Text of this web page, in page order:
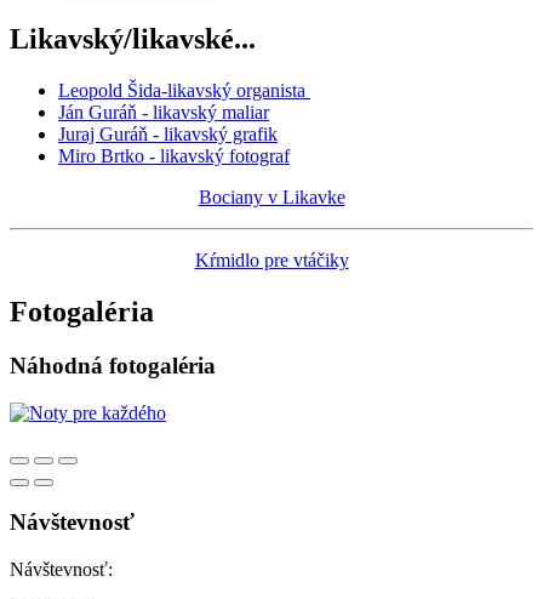
Likavský/likavské...
Leopold Šida-likavský organista
Ján Guráň - likavský maliar
Juraj Guráň - likavský grafik
Miro Brtko - likavský fotograf
Bociany v Likavke
Kŕmidlo pre vtáčiky
Fotogaléria
Náhodná fotogaléria
Návštevnosť
Návštevnosť: